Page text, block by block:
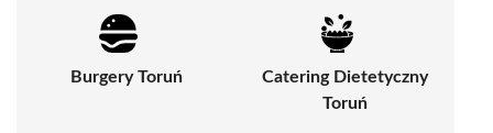
Burgery Toruń
Catering Dietetyczny
Toruń